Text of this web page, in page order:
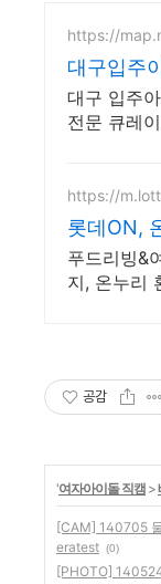
https://
대구입주
문매장 롯
구율하마
대구 입주
전문 큐레
https://
롯데ON,
푸드리빙&
지, 온누리
공감
'여자아이돌 직캠 >
[CAM] 140705
eratest (0)
[PHOTO]